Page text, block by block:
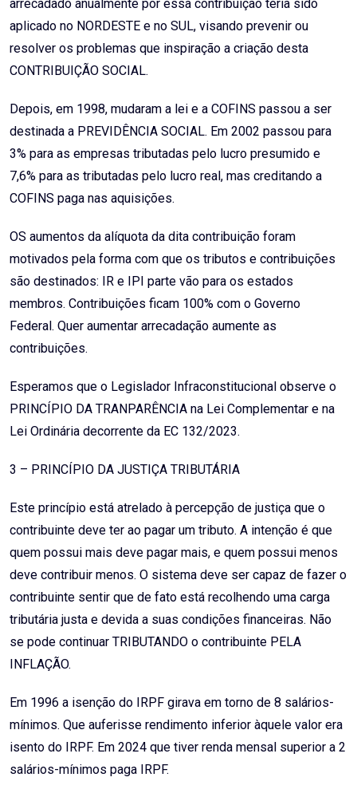
arrecadado anualmente por essa contribuição teria sido
aplicado no NORDESTE e no SUL, visando prevenir ou
resolver os problemas que inspiração a criação desta
CONTRIBUIÇÃO SOCIAL.
Depois, em 1998, mudaram a lei e a COFINS passou a ser
destinada a PREVIDÊNCIA SOCIAL. Em 2002 passou para
3% para as empresas tributadas pelo lucro presumido e
7,6% para as tributadas pelo lucro real, mas creditando a
COFINS paga nas aquisições.
OS aumentos da alíquota da dita contribuição foram
motivados pela forma com que os tributos e contribuições
são destinados: IR e IPI parte vão para os estados
membros. Contribuições ficam 100% com o Governo
Federal. Quer aumentar arrecadação aumente as
contribuições.
Esperamos que o Legislador Infraconstitucional observe o
PRINCÍPIO DA TRANPARÊNCIA na Lei Complementar e na
Lei Ordinária decorrente da EC 132/2023.
3 – PRINCÍPIO DA JUSTIÇA TRIBUTÁRIA
Este princípio está atrelado à percepção de justiça que o
contribuinte deve ter ao pagar um tributo. A intenção é que
quem possui mais deve pagar mais, e quem possui menos
deve contribuir menos. O sistema deve ser capaz de fazer o
contribuinte sentir que de fato está recolhendo uma carga
tributária justa e devida a suas condições financeiras. Não
se pode continuar TRIBUTANDO o contribuinte PELA
INFLAÇÃO.
Em 1996 a isenção do IRPF girava em torno de 8 salários-
mínimos. Que auferisse rendimento inferior àquele valor era
isento do IRPF. Em 2024 que tiver renda mensal superior a 2
salários-mínimos paga IRPF.